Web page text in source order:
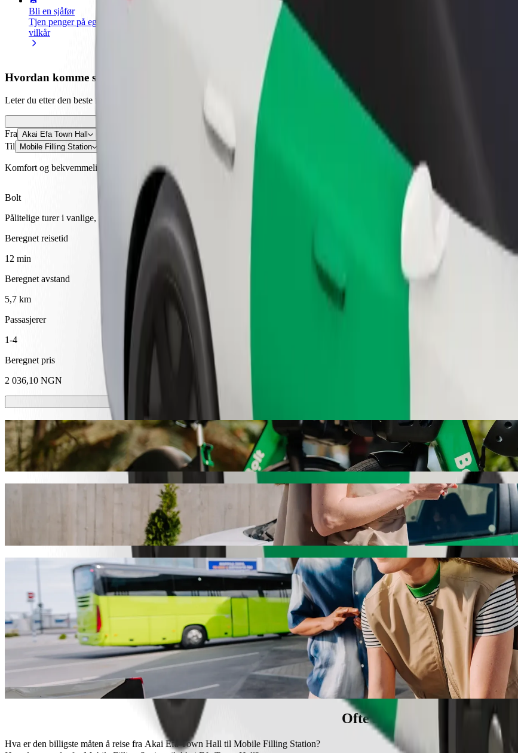
Bli en sjåfør
Tjen penger på egne
vilkår
Legg til en restaurant eller butikk
Nå ut til flere kunder og øk
Bolt-
Hvordan komme seg fra Akai Efa Town Hall til Mobile Filling Station
Leter du etter den beste måten å reise fra Akai Efa Town Hall til Mobile Filling Station? Utforsk tjenestene våre og finn den perfekte
Last ned appen
Fra Akai Efa Town Hall
Til Mobile Filling Station
Komfort og bekvemmelighet er bare noen trykk unna!
Bolt
Pålitelige turer i vanlige, mellomstore biler.
Beregnet reisetid
12 min
Beregnet avstand
5,7 km
Passasjerer
1-4
Beregnet pris
2 036,10 NGN
Sparkesykler eller el-sykler
Kom deg rundt i Calabar med sparkesykler eller el-sykler
Last ned Bolt-appen
Reis fra Akai Efa Town Hall til Mobile Filling Station med Bolt samkjøring
Vi anbefaler at du velger Bolt samkjøring hvis du leter etter den beste prisen for å reise til Mobile Filling Station. Ved å bruke Bolt tar
som skjer finner vi det perfekte kjøretøyet til deg.
Bolt-tjenester for å reise fra Akai Efa Town Hall til Mobile Filling Station
Mye bagasje? Bestill våre XL-biler for opptil 6 personer.
Trenger du å ankomme med stil? Prøv Bolts førsteklasses biler.
Reiser du med barn? Bestill en barnevennlig tur med beltesete.
Blir kjæledyret ditt med? Prøv våre dyrevennlige turer.
Trenger du ekstra hjelp? Vår assistansekategori tilbyr rullestoltilpassede kjøretøy.
Rimelige turer? Nyt en kompaktbil for lavere pris med Bolt basis.
Last ned Bolt-appen
Ofte stilte spørsmål
Hva er den billigste måten å reise fra Akai Efa Town Hall til Mobile Filling Station?